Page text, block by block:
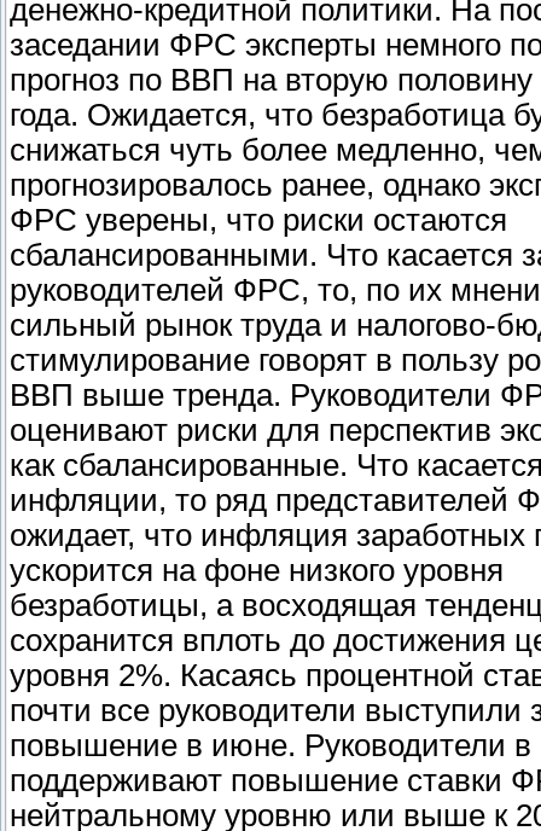
денежно-кредитной политики. На
заседании ФРС эксперты немного
прогноз по ВВП на вторую половину
года. Ожидается, что безработица
снижаться чуть более медленно,
прогнозировалось ранее, однако
ФРС уверены, что риски остаются
сбалансированными. Что касается
руководителей ФРС, то, по их
сильный рынок труда и налогово-
стимулирование говорят в пользу
ВВП выше тренда. Руководители
оценивают риски для перспектив
как сбалансированные. Что
инфляции, то ряд представителей
ожидает, что инфляция заработных
ускорится на фоне низкого уровня
безработицы, а восходящая
сохранится вплоть до достижения
уровня 2%. Касаясь процентной
почти все руководители выступили
повышение в июне. Руководители
поддерживают повышение ставки
нейтральному уровню или выше к